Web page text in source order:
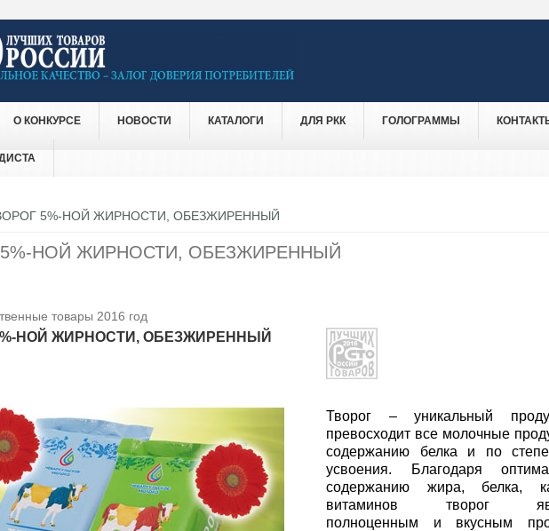
О КОНКУРСЕ НОВОСТИ КАТАЛОГИ ДЛЯ РКК ГОЛОГРАММЫ
5%-НОЙ ЖИРНОСТИ, ОБЕЗЖИРЕННЫЙ
НОЙ ЖИРНОСТИ, ОБЕЗЖИРЕННЫЙ
товары 2016 год
НОЙ ЖИРНОСТИ, ОБЕЗЖИРЕННЫЙ
Творог – уникальный
превосходит все молочные
содержанию белка и по
усвоения. Благодаря
содержанию жира, белка,
витаминов творог
полноценным и вкусным